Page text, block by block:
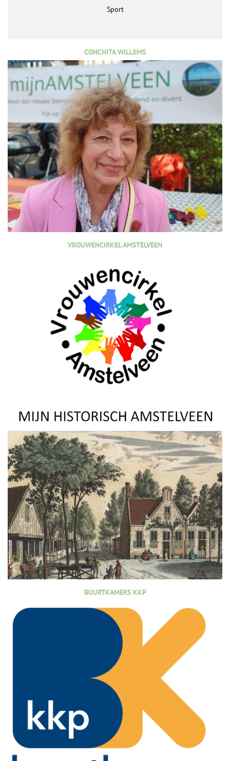
Sport
CONCHITA WILLEMS
VROUWENCIRKEL AMSTELVEEN
BUURTKAMERS KKP